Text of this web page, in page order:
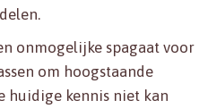
onmogelijke spagaat voor
om hoogstaande
huidige kennis niet kan